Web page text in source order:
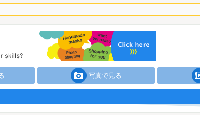
写真で見る